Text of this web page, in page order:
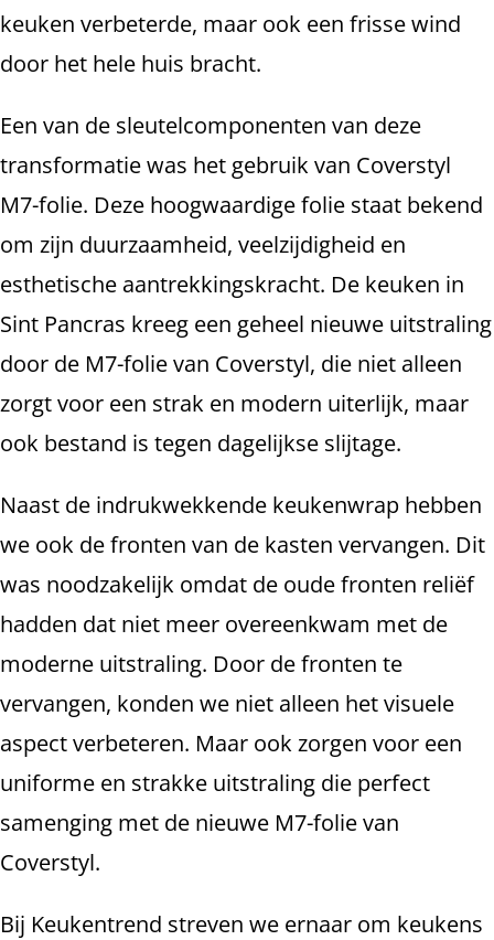
keuken verbeterde, maar ook een frisse wind
door het hele huis bracht.
Een van de sleutelcomponenten van deze
transformatie was het gebruik van Coverstyl
M7-folie. Deze hoogwaardige folie staat bekend
om zijn duurzaamheid, veelzijdigheid en
esthetische aantrekkingskracht. De keuken in
Sint Pancras kreeg een geheel nieuwe uitstraling
door de M7-folie van Coverstyl, die niet alleen
zorgt voor een strak en modern uiterlijk, maar
ook bestand is tegen dagelijkse slijtage.
Naast de indrukwekkende keukenwrap hebben
we ook de fronten van de kasten vervangen. Dit
was noodzakelijk omdat de oude fronten reliëf
hadden dat niet meer overeenkwam met de
moderne uitstraling. Door de fronten te
vervangen, konden we niet alleen het visuele
aspect verbeteren. Maar ook zorgen voor een
uniforme en strakke uitstraling die perfect
samenging met de nieuwe M7-folie van
Coverstyl.
Bij Keukentrend streven we ernaar om keukens